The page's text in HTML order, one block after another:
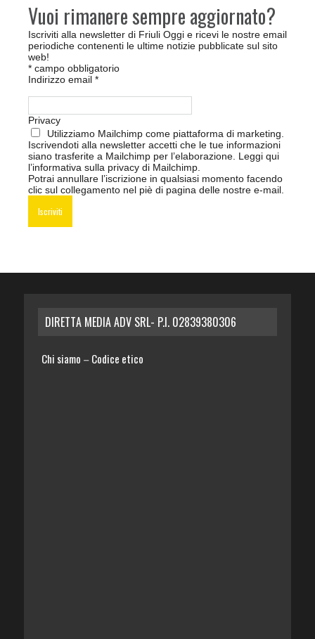
Vuoi rimanere sempre aggiornato?
Iscriviti alla newsletter di Friuli Oggi e ricevi le nostre email
periodiche contenenti le ultime notizie pubblicate sul sito
web!
* campo obbligatorio
Indirizzo email *
Privacy
Utilizziamo Mailchimp come piattaforma di marketing.
Iscrivendoti alla newsletter accetti che le tue informazioni
siano trasferite a Mailchimp per l’elaborazione. Leggi qui
l’informativa sulla privacy di Mailchimp
Potrai annullare l’iscrizione in qualsiasi momento facendo
clic sul collegamento nel piè di pagina delle nostre e-mail.
DIRETTA MEDIA ADV SRL- P.I. 02839380306
Chi siamo – Codice etico